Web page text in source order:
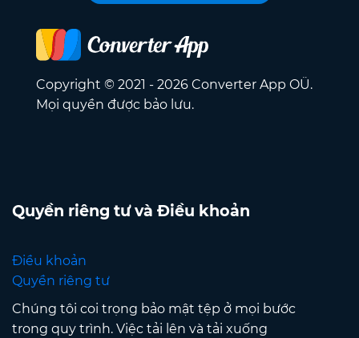
Copyright © 2021 - 2026 Converter App OÜ.
Mọi quyền được bảo lưu.
Quyền riêng tư và Điều khoản
Điều khoản
Quyền riêng tư
Chúng tôi coi trọng bảo mật tệp ở mọi bước
trong quy trình. Việc tải lên và tải xuống